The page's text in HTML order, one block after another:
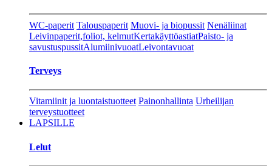
WC-paperit Talouspaperit Muovi- ja biopussit Nenäliinat
Leivinpaperit,foliot, kelmutKertakäyttöastiatPaisto- ja
savustuspussitAlumiinivuoatLeivontavuoat
Terveys
Vitamiinit ja luontaistuotteet Painonhallinta Urheilijan
terveystuotteet
LAPSILLE
Lelut